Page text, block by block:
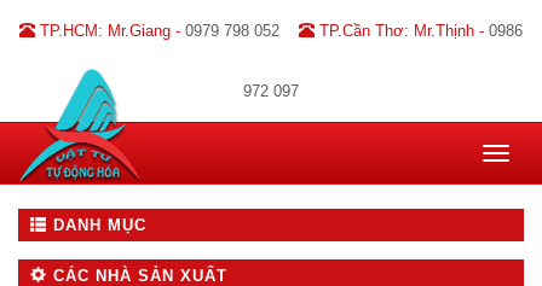
TP.HCM: Mr.Giang - 0979 798 052 TP.Cần Thơ: Mr.Thịnh - 0986
972 097
Toggle
DANH MỤC
CÁC NHÀ SẢN XUẤT